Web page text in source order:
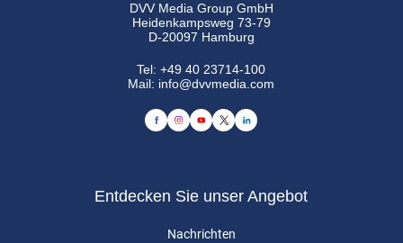
DVV Media Group GmbH
Heidenkampsweg 73-79
D-20097 Hamburg
Tel:+49 40 23714-100
Mail: info@dvvmedia.com
Entdecken Sie unser Angebot
Nachrichten